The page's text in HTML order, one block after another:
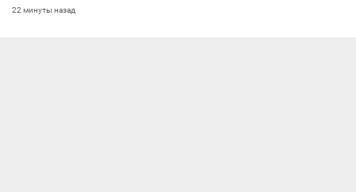
22 минуты назад